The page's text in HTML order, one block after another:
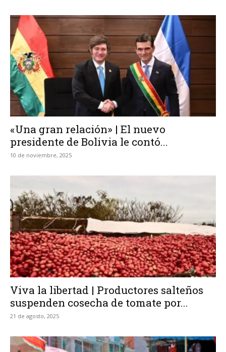
«Una gran relación» | El nuevo
presidente de Bolivia le contó...
10 de noviembre, 2025
Viva la libertad | Productores salteños
suspenden cosecha de tomate por...
21 de agosto, 2025